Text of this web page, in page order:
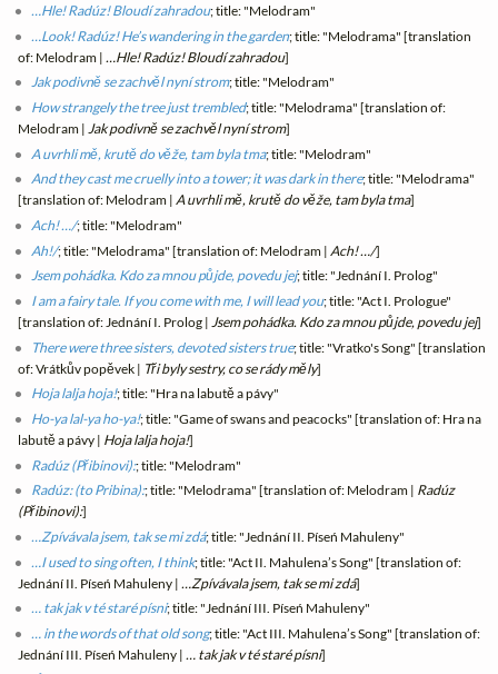
…Hle! Radúz! Bloudí zahradou; title: "Melodram"
…Look! Radúz! He’s wandering in the garden; title: "Melodrama" [translation
of: Melodram | …Hle! Radúz! Bloudí zahradou]
Jak podivně se zachvěl nyní strom; title: "Melodram"
How strangely the tree just trembled; title: "Melodrama" [translation of:
Melodram | Jak podivně se zachvěl nyní strom]
A uvrhli mě, krutě do věže, tam byla tma; title: "Melodram"
And they cast me cruelly into a tower; it was dark in there; title: "Melodrama"
[translation of: Melodram |A uvrhli mě, krutě do věže, tam byla tma]
Ach! …/; title: "Melodram"
Ah!/; title: "Melodrama" [translation of: Melodram | Ach! …/]
Jsem pohádka. Kdo za mnou půjde, povedu jej; title: "Jednání I. Prolog"
I am a fairy tale. If you come with me, I will lead you; title: "Act I. Prologue"
[translation of: Jednání I. Prolog | Jsem pohádka. Kdo za mnou půjde, povedu jej]
There were three sisters, devoted sisters true; title: "Vratko's Song" [translation
of: Vrátkův popěvek | Tři byly sestry, co se rády měly]
Hoja lalja hoja!; title: "Hra na labutě a pávy"
Ho-ya lal-ya ho-ya!; title: "Game of swans and peacocks" [translation of: Hra na
labutě a pávy | Hoja lalja hoja!]
Radúz(Přibinovi):; title: "Melodram"
Radúz:(to Pribina):; title: "Melodrama" [translation of: Melodram | Radúz
(Přibinovi):]
…Zpívávala jsem, tak se mi zdá; title: "Jednání II. Píseń Mahuleny"
…I used to sing often, I think; title: "Act II. Mahulena’s Song" [translation of:
Jednání II. Píseń Mahuleny | …Zpívávala jsem, tak se mi zdá]
… tak jak v té staré písni; title: "Jednání III. Píseń Mahuleny"
… in the words of that old song; title: "Act III. Mahulena’s Song" [translation of:
Jednání III. Píseń Mahuleny | … tak jak v té staré písni]